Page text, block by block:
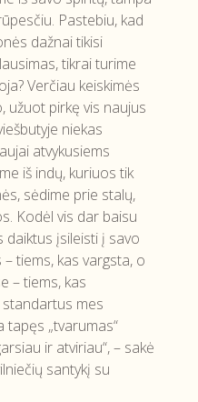
Pastebiu, kad
dažnai tikisi
tikrai turime
Verčiau keiskimės
užuot pirkę vis naujus
niekas
atvykusiems
iš indų, kuriuos tik
sėdime prie stalų,
Kodėl vis dar baisu
daiktus įsileisti į savo
tiems, kas vargsta, o
– tiems, kas
standartus mes
tapęs „tvarumas“
ir atviriau“, – sakė
santykį su